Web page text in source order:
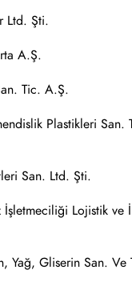
Ltd. Şti.
A.Ş.
Tic. A.Ş.
Plastikleri San.
San. Ltd. Şti.
İşletmeciliği Lojistik ve
Yağ, Gliserin San. Ve